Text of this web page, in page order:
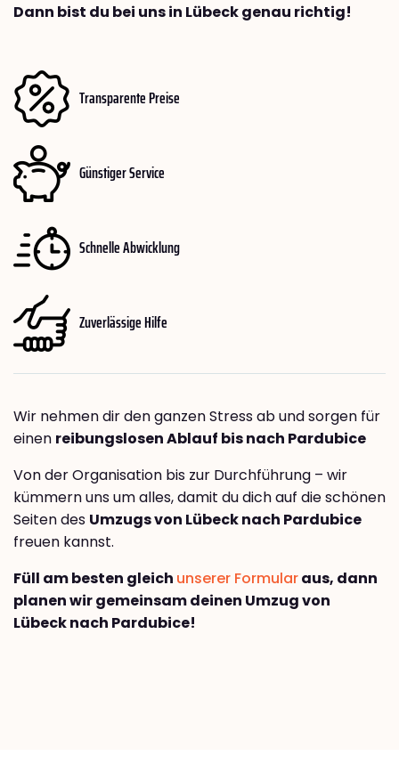
Dann bist du bei uns in Lübeck genau richtig!
Transparente Preise
Günstiger Service
Schnelle Abwicklung
Zuverlässige Hilfe
Wir nehmen dir den ganzen Stress ab und sorgen für
einen reibungslosen Ablauf bis nach Pardubice
Von der Organisation bis zur Durchführung – wir
kümmern uns um alles, damit du dich auf die schönen
Seiten des Umzugs von Lübeck nach Pardubice
freuen kannst.
Füll am besten gleich unserer Formularaus, dann
planen wir gemeinsam deinen Umzug von
Lübeck nach Pardubice!